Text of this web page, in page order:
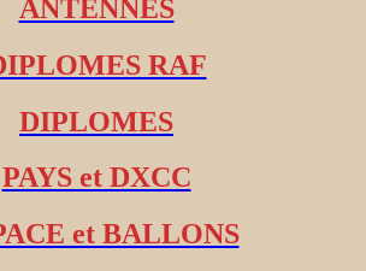
ANTENNES
RAF
DIPLOMES
PAYS et DXCC
et BALLONS